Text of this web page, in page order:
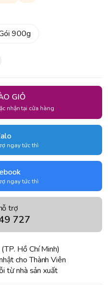
900g
GIỎ
nhận tại cửa hàng
ngay tức thì
ngay tức thì
trợ
727
Hồ Chí Minh)
cho Thành Viên
từ nhà sản xuất